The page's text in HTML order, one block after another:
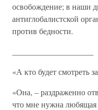
освобождение; в наши
антиглобалистской
против бедности.
«А кто будет смотреть
«Она, – раздраженно
что мне нужна любящая